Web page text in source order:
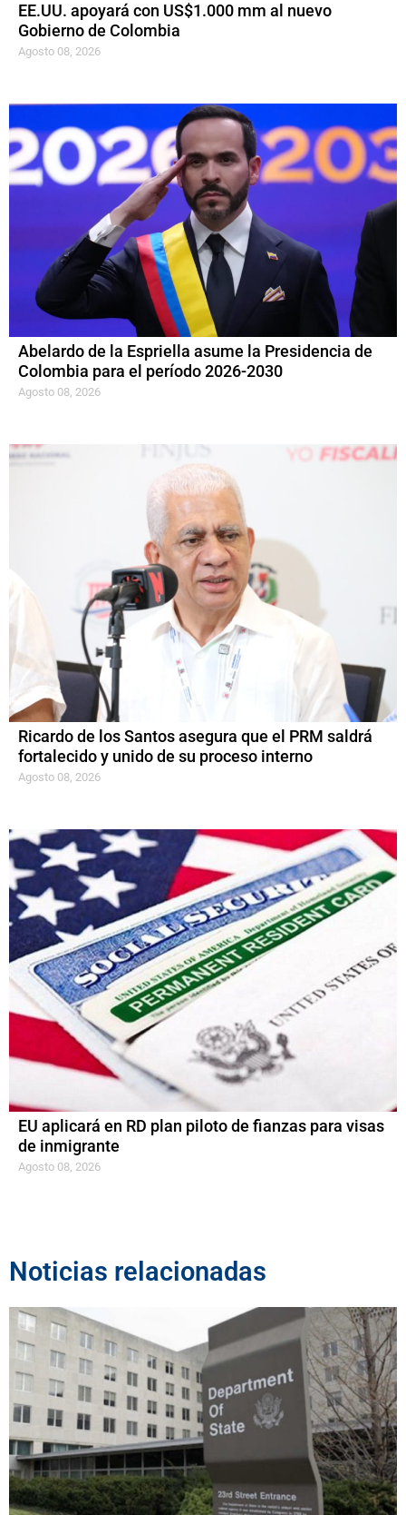
EE.UU. apoyará con US$1.000 mm al nuevo
Gobierno de Colombia
Agosto 08, 2026
Abelardo de la Espriella asume la Presidencia de
Colombia para el período 2026-2030
Agosto 08, 2026
Ricardo de los Santos asegura que el PRM saldrá
fortalecido y unido de su proceso interno
Agosto 08, 2026
EU aplicará en RD plan piloto de fianzas para visas
de inmigrante
Agosto 08, 2026
Noticias relacionadas